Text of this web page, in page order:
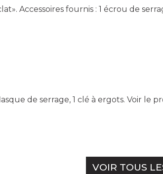
Accessoires fournis : 1 écrou de
de serrage, 1 clé à ergots. Voir le
VOIR TOUS